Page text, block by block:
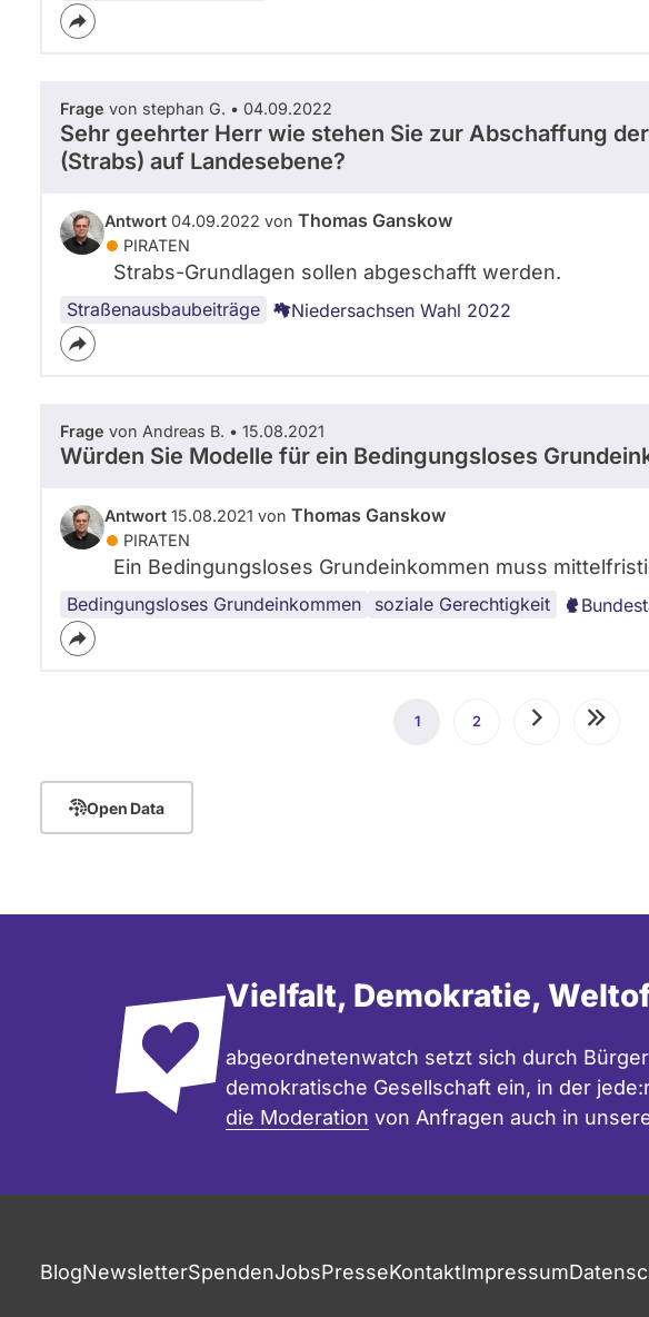
Frage von stephan G. • 04.09.2022
Sehr geehrter Herr wie stehen Sie zur Abschaffung
(Strabs) auf Landesebene?
Antwort 04.09.2022 von Thomas Ganskow
PIRATEN
Strabs-Grundlagen sollen abgeschafft werden.
Straßenausbaubeiträge Niedersachsen Wahl 2022
Frage von Andreas B. • 15.08.2021
Würden Sie Modelle für ein Bedingungsloses
Antwort 15.08.2021 von Thomas Ganskow
PIRATEN
Ein Bedingungsloses Grundeinkommen muss
Bedingungsloses Grundeinkommen soziale Gerechtigkeit
Aktuelle
1 Seite
2 NächsteLetzte
Open Data
Vielfalt, Demokratie,
abgeordnetenwatch setzt sich durch
demokratische Gesellschaft ein, in der
die Moderation von Anfragen auch in
BlogNewsletterSpendenJobsPresseKontaktImpressum